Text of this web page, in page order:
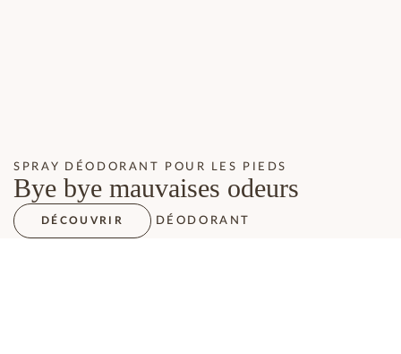
SPRAY DÉODORANT POUR LES PIEDS
Bye bye mauvaises odeurs
DÉCOUVRIR DÉODORANT